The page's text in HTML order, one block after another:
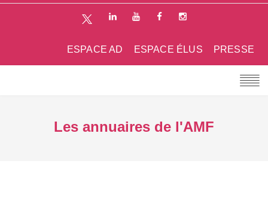
PRESSE
ESPACE ÉLUS
ESPACE AD
Les annuaires de l'AMF